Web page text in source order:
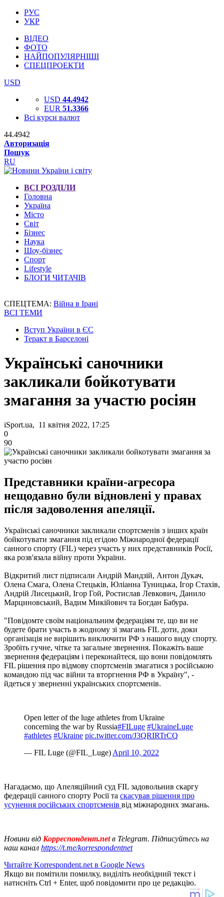
РУС
УКР
ВІДЕО
ФОТО
НАЙПОПУЛЯРНІШІ
СПЕЦПРОЕКТИ
USD
USD 44.4942
EUR 51.3366
Всі курси валют
44.4942
Авторизація
Пошук
RU
ВСІ РОЗДІЛИ
Головна
Україна
Місто
Світ
Бізнес
Наука
Шоу-бізнес
Спорт
Lifestyle
БЛОГИ ЧИТАЧІВ
СПЕЦТЕМА: Війна в Ірані
ВСІ ТЕМИ
Вступ України в ЄС
Теракт в Барселоні
Українські саночники
закликали бойкотувати
змагання за участю росіян
iSport.ua, 11 квітня 2022, 17:25
0
90
Представники країни-агресора
нещодавно були відновлені у правах
після задоволення апеляції.
Українські саночники закликали спортсменів з інших країн
бойкотувати змагання під егідою Міжнародної федерації
санного спорту (FIL) через участь у них представників Росії,
яка розв'язала війну проти України.
Відкритий лист підписали Андрій Мандзій, Антон Дукач,
Олена Смага, Олена Стецьків, Юліанна Туницька, Ігор Стахів,
Андрій Лисецький, Ігор Гой, Ростислав Левкович, Данило
Марциновський, Вадим Микійович та Богдан Бабура.
"Повідомте своїм національним федераціям те, що ви не
будете брати участь в жодному зі змагань FIL доти, доки
організація не вирішить виключити РФ з нашого виду спорту.
Зробіть гучне, чітке та загальне звернення. Покажіть ваше
звернення федераціям і переконайтеся, що вони повідомлять
FIL рішення про відмову спортсменів змагатися з російською
командою під час війни та вторгнення РФ в Україну", -
йдеться у зверненні українських спортсменів.
Open letter of the luge athletes from Ukraine
concerning the war by Russia#FILuge #UkraineLuge
#athletes #Ukraine pic.twitter.com/J3QRIRTrCQ
— FIL Luge (@FIL_Luge) April 10, 2022
Нагадаємо, що Апеляційний суд FIL задовольнив скаргу
федерації санного спорту Росії та скасував рішення про
усунення російських спортсменів від міжнародних змагань.
Новини від Корреспондент.netв Telegram. Підписуйтесь на
наш канал https://t.me/korrespondentnet
Читайте Korrespondent.net в Google News
Якщо ви помітили помилку, виділіть необхідний текст і
натисніть Ctrl + Enter, щоб повідомити про це редакцію.